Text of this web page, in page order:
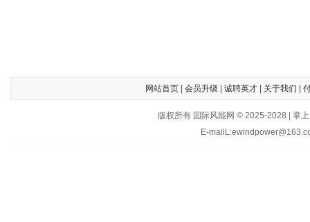
网站首页| 会员升级 诚聘英才| 关于我们
版权所有 国际风能网 © 2025-2028 | 掌
E-